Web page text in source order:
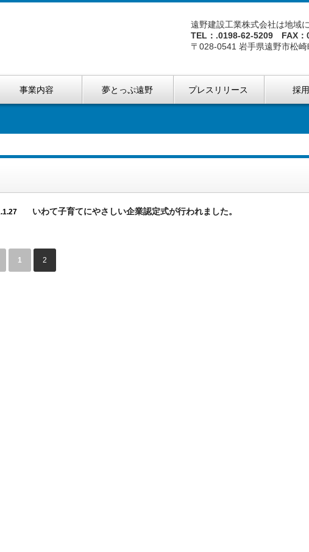
遠野建設工業株式会社は地域
TEL：.0198-62-5209 FAX：
〒028-0541 岩手県遠野市松崎
事業内容 夢とっぷ遠野 プレスリリース 採
いわて子育てにやさしい企業認定式が行われました。
1 2